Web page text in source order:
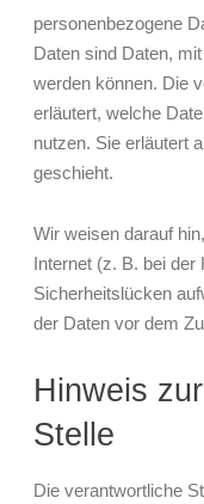
personenbezogene
Daten sind Daten,
werden können. Die
erläutert, welche
nutzen. Sie erläutert
geschieht.
Wir weisen darauf
Internet (z. B. bei der
Sicherheitslücken
der Daten vor dem
Hinweis
Stelle
Die verantwortliche